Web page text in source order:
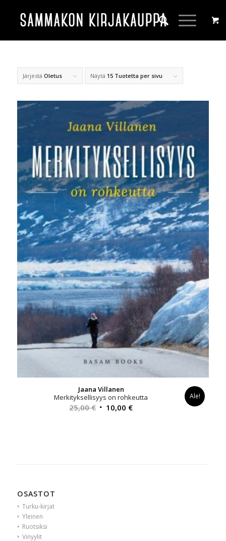
Järjestä Oletus Näytä 15 Tuotetta per sivu
Jaana Villanen
Merkityksellisyys on rohkeutta
25,00€ Alkuperäinen
10,00 €Nykyinen
Ale!
OSASTOT
Turku-kirjat
Yleinen
Ruotsiksi
Vinyylit